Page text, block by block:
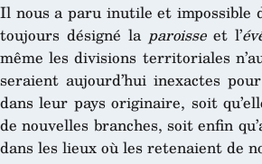
Il nous a paru inutile et impossible
toujours désigné la paroisseet l’
même les divisions territoriales
seraient aujourd’hui inexactes
dans leur pays originaire, soit
de nouvelles branches, soit enfin
dans les lieux où les retenaient de